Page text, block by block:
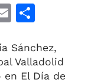
E
ai
l
m
p
Sánchez,
Valladolid
en El Día de